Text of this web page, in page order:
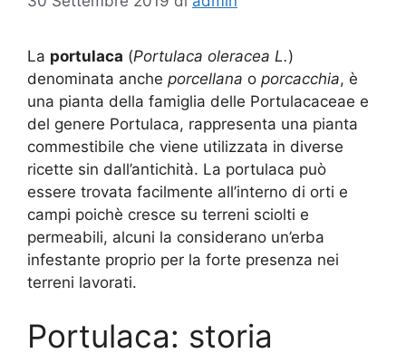
La portulaca (Portulaca oleracea L.)
denominata anche porcellana o porcacchia, è
una pianta della famiglia delle Portulacaceae e
del genere Portulaca, rappresenta una pianta
commestibile che viene utilizzata in diverse
ricette sin dall’antichità. La portulaca può
essere trovata facilmente all’interno di orti e
campi poichè cresce su terreni sciolti e
permeabili, alcuni la considerano un’erba
infestante proprio per la forte presenza nei
terreni lavorati.
Portulaca: storia